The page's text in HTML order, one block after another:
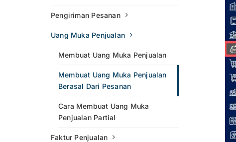
Pengiriman Pesanan
Uang Muka Penjualan
Membuat Uang Muka Penjualan
Membuat Uang Muka Penjualan
Berasal Dari Pesanan
Cara Membuat Uang Muka
Penjualan Partial
Faktur Penjualan